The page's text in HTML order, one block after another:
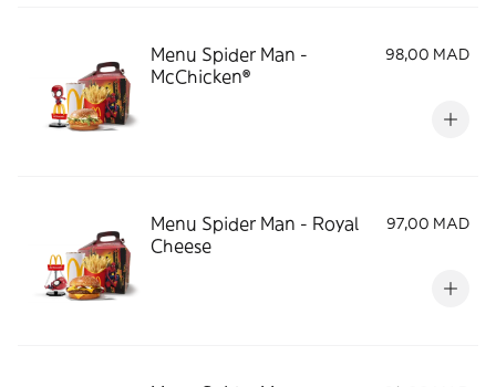
Menu Spider Man -
McChicken®
98,00 MAD
Menu Spider Man - Royal
Cheese
97,00 MAD